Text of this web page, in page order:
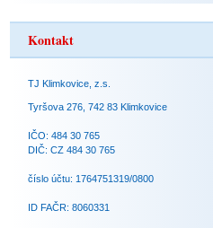
Kontakt
TJ Klimkovice, z.s.
Tyršova 276, 742 83 Klimkovice
IČO: 484 30 765
DIČ: CZ 484 30 765
číslo účtu: 1764751319/0800
ID FAČR: 8060331